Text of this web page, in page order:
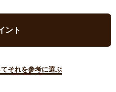
ント
それを参考に選ぶ